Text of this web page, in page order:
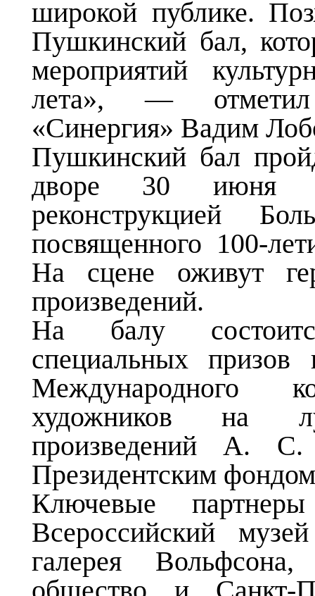
широкой публике.
Пушкинский бал,
мероприятий
лета», —
«Синергия» Вадим
Пушкинский бал
дворе 30 июня и
реконструкцией
посвященного 100-
На сцене оживут
произведений.
На балу
специальных призов
Международного
художников на
произведений А.
С.
Президентским
Ключевые
Всероссийский
галерея Вольфсона,